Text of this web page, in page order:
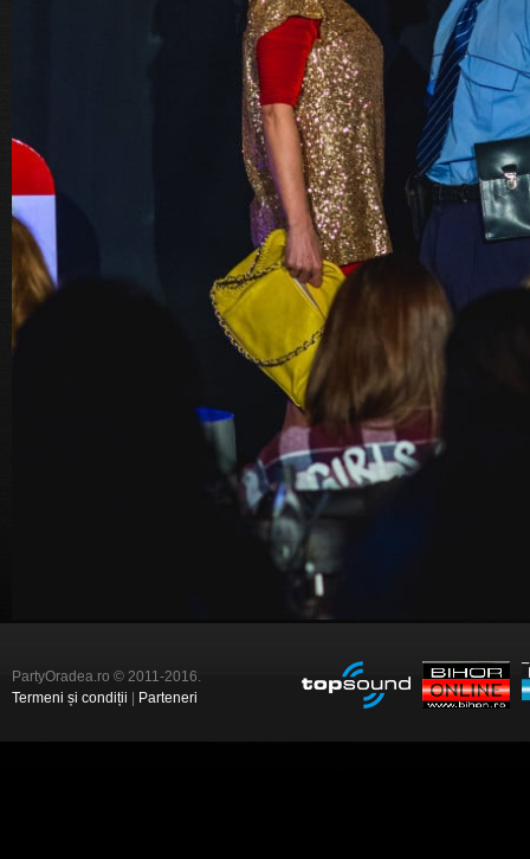
PartyOradea.ro © 2011-2016.
Termeni și condiții
Parteneri